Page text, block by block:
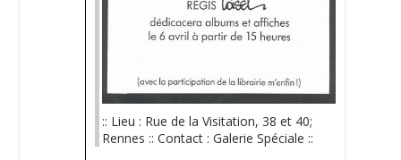
:: Lieu : Rue de la Visitation, 38 et 40;
Rennes :: Contact : Galerie Spéciale ::